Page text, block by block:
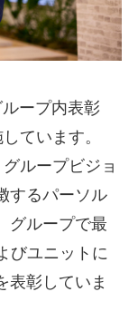
ープ内表彰
ています。
グループビジョ
するパーソル
グループで最
びユニットに
表彰していま